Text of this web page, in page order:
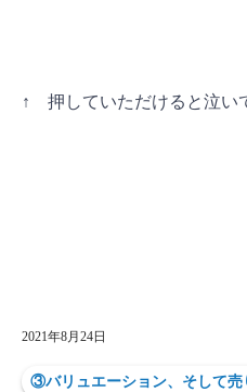
↑ 押していただけると泣い
2021年8月24日
③バリュエーション、そして売